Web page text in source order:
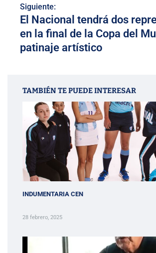
Siguiente:
El Nacional tendrá dos
en la final de la Copa del
patinaje artístico
TAMBIÉN TE PUEDE INTERESAR
INDUMENTARIA CEN
28 febrero, 2025